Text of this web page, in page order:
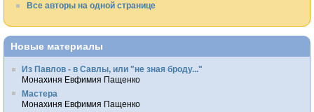
Все авторы на одной странице
Новые материалы
Из Павлов - в Савлы, или "не зная броду..."
Монахиня Евфимия Пащенко
Мастера
Монахиня Евфимия Пащенко